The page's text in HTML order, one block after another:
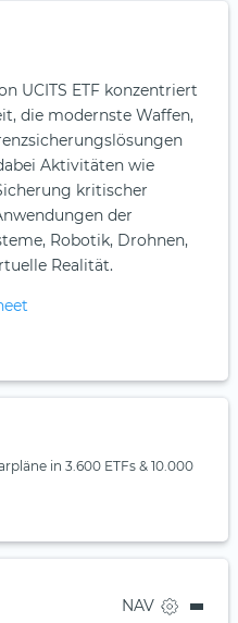
UCITS ETF konzentriert
die modernste Waffen,
Aktivitäten wie
kritischer
der
Robotik, Drohnen,
Realität.
in 3.600 ETFs & 10.000
NAV